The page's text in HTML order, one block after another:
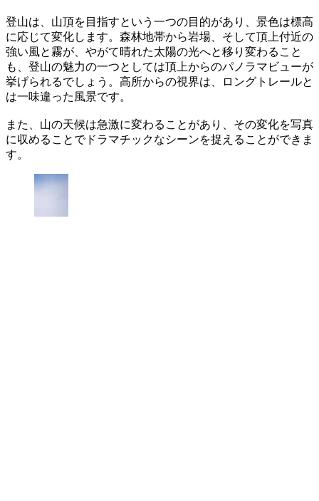
登山は、山頂を目指すという一つの目的があり、景色は標高
に応じて変化します。森林地帯から岩場、そして頂上付近の
強い風と霧が、やがて晴れた太陽の光へと移り変わること
も、登山の魅力の一つとしては頂上からのパノラマビューが
挙げられるでしょう。高所からの視界は、ロングトレールと
は一味違った風景です。
また、山の天候は急激に変わることがあり、その変化を写真
に収めることでドラマチックなシーンを捉えることができま
す。